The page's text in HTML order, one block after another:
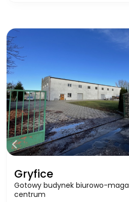
Gryfice
Gotowy budynek biurowo-
centrum